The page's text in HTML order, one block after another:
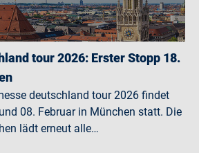
tour 2026: Erster Stopp 18.
deutschland tour 2026 findet
08. Februar in München statt. Die
lädt erneut alle…